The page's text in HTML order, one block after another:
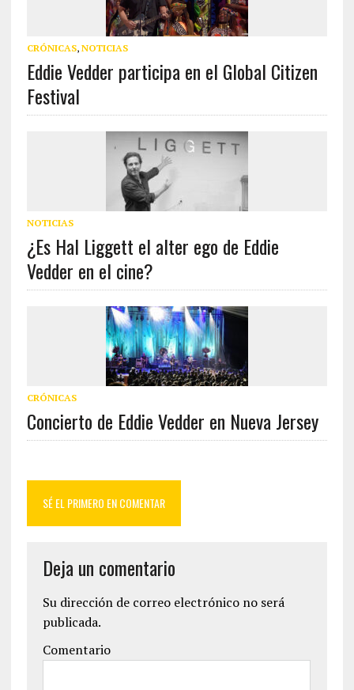
CRÓNICAS, NOTICIAS
Eddie Vedder participa en el Global Citizen
Festival
NOTICIAS
¿Es Hal Liggett el alter ego de Eddie
Vedder en el cine?
CRÓNICAS
Concierto de Eddie Vedder en Nueva Jersey
SÉ EL PRIMERO EN COMENTAR
Deja un comentario
Su dirección de correo electrónico no será
publicada.
Comentario